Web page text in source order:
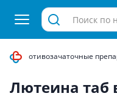
Противозачаточные
Лютеина таб